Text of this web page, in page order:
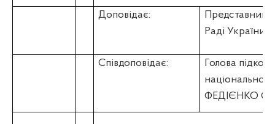
Доповідає:
Представник
Раді
Співдоповідає:
Голова
національної
ФЕДІЄНКО